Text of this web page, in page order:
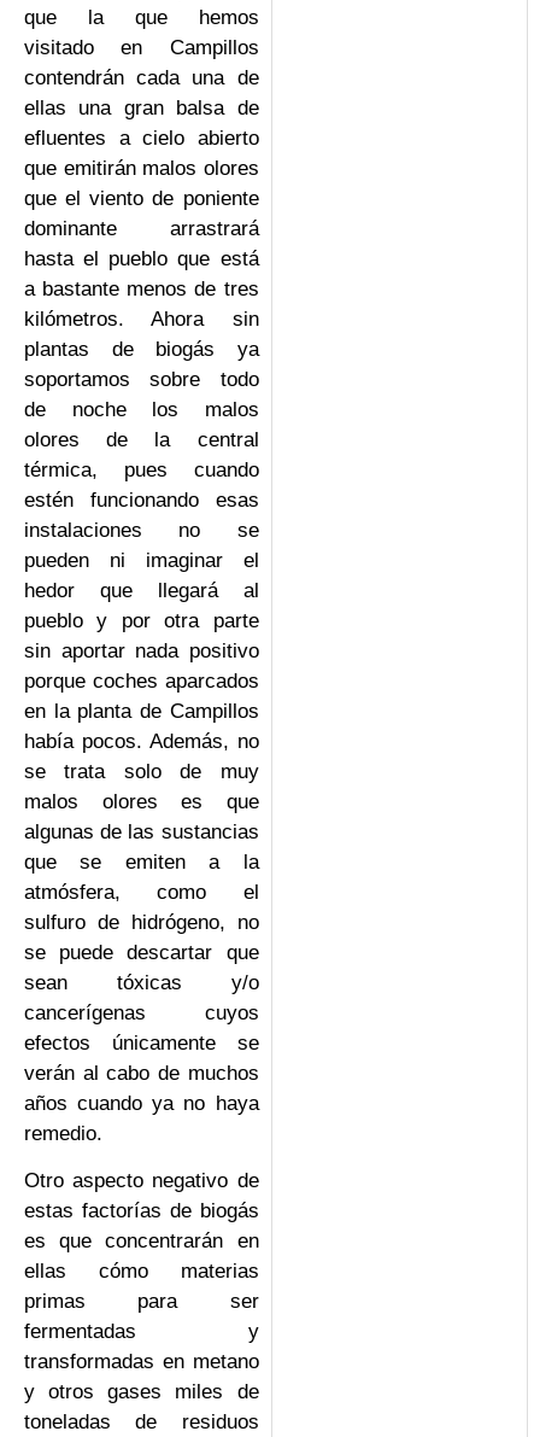
que la que hemos
visitado en Campillos
contendrán cada una de
ellas una gran balsa de
efluentes a cielo abierto
que emitirán malos olores
que el viento de poniente
dominante arrastrará
hasta el pueblo que está
a bastante menos de tres
kilómetros. Ahora sin
plantas de biogás ya
soportamos sobre todo
de noche los malos
olores de la central
térmica, pues cuando
estén funcionando esas
instalaciones no se
pueden ni imaginar el
hedor que llegará al
pueblo y por otra parte
sin aportar nada positivo
porque coches aparcados
en la planta de Campillos
había pocos. Además, no
se trata solo de muy
malos olores es que
algunas de las sustancias
que se emiten a la
atmósfera, como el
sulfuro de hidrógeno, no
se puede descartar que
sean tóxicas y/o
cancerígenas cuyos
efectos únicamente se
verán al cabo de muchos
años cuando ya no haya
remedio.
Otro aspecto negativo de
estas factorías de biogás
es que concentrarán en
ellas cómo materias
primas para ser
fermentadas y
transformadas en metano
y otros gases miles de
toneladas de residuos